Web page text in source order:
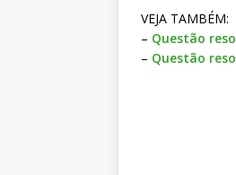
VEJA TAMBÉM:
– Questão
– Questão